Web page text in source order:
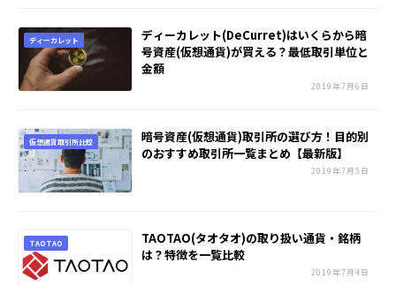
ディーカレット
ディーカレット(DeCurret)はいくらから暗
号資産(仮想通貨)が買える？最低取引単位と
金額
2019年7月6日
仮想通貨取引所比較
暗号資産(仮想通貨)取引所の選び方！目的別
のおすすめ取引所一覧まとめ【最新版】
2019年7月5日
TAOTAO
TAOTAO(タオタオ)の取り扱い通貨・銘柄
は？特徴を一覧比較
2019年7月4日